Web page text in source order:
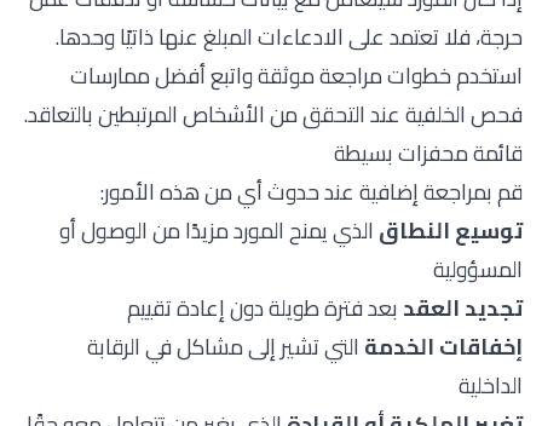
حرجة، فلا تعتمد على الادعاءات المبلغ عنها ذاتيًا وحدها.
استخدم خطوات مراجعة موثقة واتبعأفضل ممارسات
فحص الخلفيةعند التحقق من الأشخاص المرتبطين بالتعاقد.
قائمة محفزات بسيطة
قم بمراجعة إضافية عند حدوث أي من هذه الأمور:
توسيع النطاق الذي يمنح المورد مزيدًا من الوصول أو
المسؤولية
تجديد العقد بعد فترة طويلة دون إعادة تقييم
إخفاقات الخدمة التي تشير إلى مشاكل في الرقابة
الداخلية